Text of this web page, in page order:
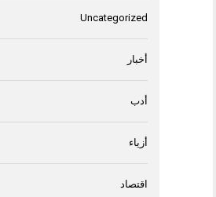
Uncategorized
أخبار
أدب
أزياء
اقتصاد